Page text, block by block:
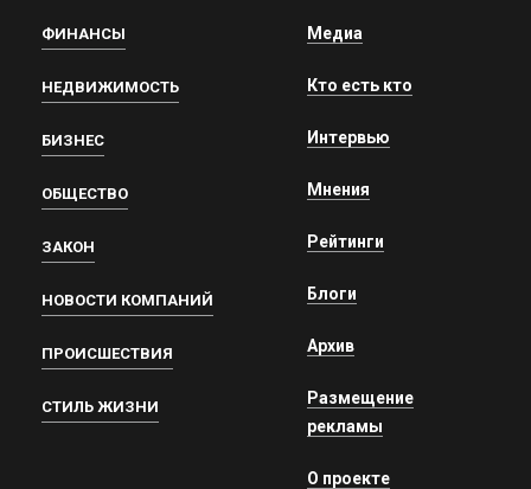
ФИНАНСЫ
НЕДВИЖИМОСТЬ
БИЗНЕС
ОБЩЕСТВО
ЗАКОН
НОВОСТИ КОМПАНИЙ
ПРОИСШЕСТВИЯ
СТИЛЬ ЖИЗНИ
Медиа
Кто есть кто
Интервью
Мнения
Рейтинги
Блоги
Архив
Размещение
рекламы
О проекте